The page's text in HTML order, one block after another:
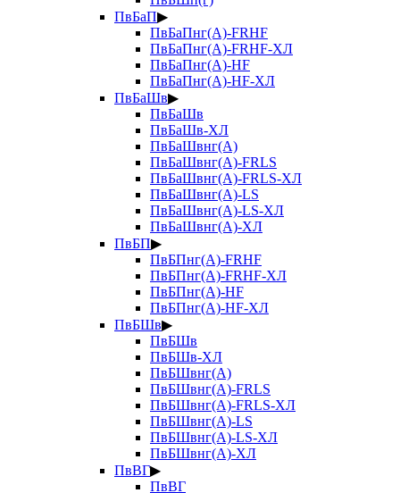
ПвБаП▶
ПвБаПнг(А)-FRHF
ПвБаПнг(А)-FRHF-ХЛ
ПвБаПнг(А)-HF
ПвБаПнг(А)-HF-ХЛ
ПвБаШв▶
ПвБаШв
ПвБаШв-ХЛ
ПвБаШвнг(А)
ПвБаШвнг(А)-FRLS
ПвБаШвнг(А)-FRLS-ХЛ
ПвБаШвнг(А)-LS
ПвБаШвнг(А)-LS-ХЛ
ПвБаШвнг(А)-ХЛ
ПвБП▶
ПвБПнг(А)-FRHF
ПвБПнг(А)-FRHF-ХЛ
ПвБПнг(А)-HF
ПвБПнг(А)-HF-ХЛ
ПвБШв▶
ПвБШв
ПвБШв-ХЛ
ПвБШвнг(А)
ПвБШвнг(А)-FRLS
ПвБШвнг(А)-FRLS-ХЛ
ПвБШвнг(А)-LS
ПвБШвнг(А)-LS-ХЛ
ПвБШвнг(А)-ХЛ
ПвВГ▶
ПвВГ